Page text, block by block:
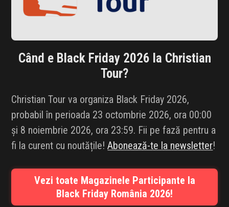
CÂND E BLACK FRIDAY
ABONARE NEWSLETTER
INFLUENCER SQUAD
BRANDURI
IDEI DE CADOURI
ȘTIRI
FAVORITE
Când e Black Friday 2026 la Christian
Tour?
Christian Tour va organiza Black Friday 2026,
probabil în perioada 23 octombrie 2026, ora 00:00
și 8 noiembrie 2026, ora 23:59. Fii pe fază pentru a
fi la curent cu noutățile!Abonează-te la newsletter!
Vezi toate Magazinele Participante la
Black Friday România 2026!